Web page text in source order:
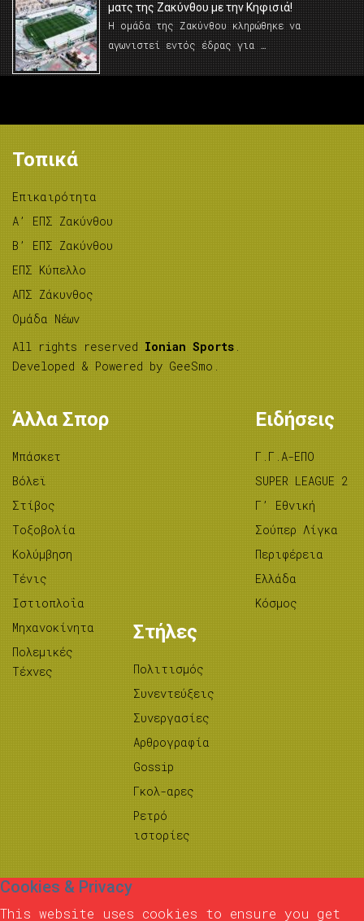
ματς της Ζακύνθου με την Κηφισιά!
Η ομάδα της Ζακύνθου κληρώθηκε να
αγωνιστεί εντός έδρας για …
Τοπικά
Επικαιρότητα
A’ ΕΠΣ Ζακύνθου
B’ ΕΠΣ Ζακύνθου
ΕΠΣ Κύπελλο
ΑΠΣ Ζάκυνθος
Ομάδα Νέων
All rights reserved Ionian Sports .
Developed & Powered by GeeSmo .
Άλλα Σπορ
Μπάσκετ
Βόλεϊ
Στίβος
Tοξοβολία
Κολύμβηση
Τένις
Ιστιοπλοΐα
Μηχανοκίνητα
Πολεμικές
Τέχνες
Ειδήσεις
Γ.Γ.Α-ΕΠΟ
SUPER LEAGUE 2
Γ’ Εθνική
Σούπερ Λίγκα
Περιφέρεια
Ελλάδα
Κόσμος
Στήλες
Πολιτισμός
Συνεντεύξεις
Συνεργασίες
Αρθρογραφία
Gossip
Γκολ-αρες
Ρετρό
ιστορίες
Cookies & Privacy
This website uses cookies to ensure you get